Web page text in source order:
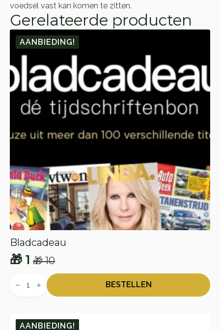
voedsel vast kan komen te zitten.
Gerelateerde producten
AANBIEDING!
Bladcadeau
🎁10
Oorspronkelijke
prijs
🎁 1
Huidige
prijs
Bladcadeau
aantal
BESTELLEN
AANBIEDING!